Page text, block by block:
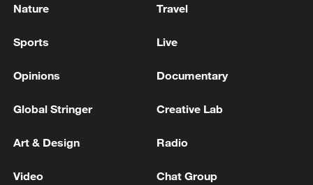
Nature Travel
Sports Live
Opinions Documentary
Global Stringer Creative Lab
Art & Design Radio
Video Chat Group